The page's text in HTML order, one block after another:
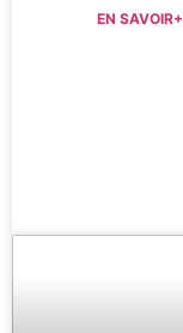
EN SAVOIR+